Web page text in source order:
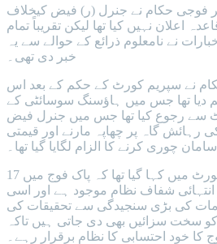
فوجی حکام نے جنرل (ر) فیض کیخلاف
اعلان نہیں کیا تھا لیکن تقریباً تمام
نے نامعلوم ذرائع کے حوالے سے یہ
خبر دی تھی۔
نے سپریم کورٹ کے حکم کے بعد اس
دیا تھا جس میں ہاؤسنگ سوسائٹی کے
سے رجوع کیا تھا جس میں جنرل فیض
رہائش گاہ پر چھاپہ مارنے اور قیمتی
سامان چوری کرنے کا الزام لگایا گیا تھا۔
17 اپریل کو میڈیا کی ایک رپورٹ میں کہا گیا تھا کہ پاک فوج میں
شفاف نظام موجود ہے اور اسی
کی بڑی سنجیدگی سے تحقیقات کی
سخت سزائیں بھی دی جاتی ہیں تاکہ
کا خود احتسابی کا نظام برقرار رہے۔